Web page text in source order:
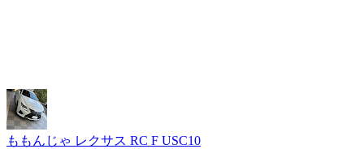
ももんじゃ レクサス RC F USC10